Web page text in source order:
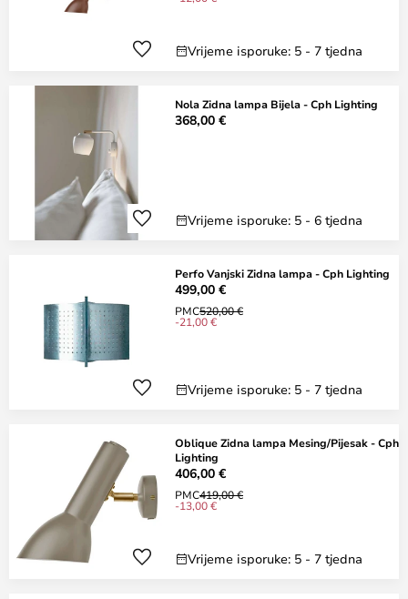
Vrijeme isporuke: 5 - 7 tjedna
Nola Zidna lampa Bijela - Cph Lighting
368,00 €
Vrijeme isporuke: 5 - 6 tjedna
Perfo Vanjski Zidna lampa - Cph Lighting
499,00 €
PMC520,00 €
-21,00 €
Vrijeme isporuke: 5 - 7 tjedna
Oblique Zidna lampa Mesing/Pijesak - Cph
Lighting
406,00 €
PMC419,00 €
-13,00 €
Vrijeme isporuke: 5 - 7 tjedna